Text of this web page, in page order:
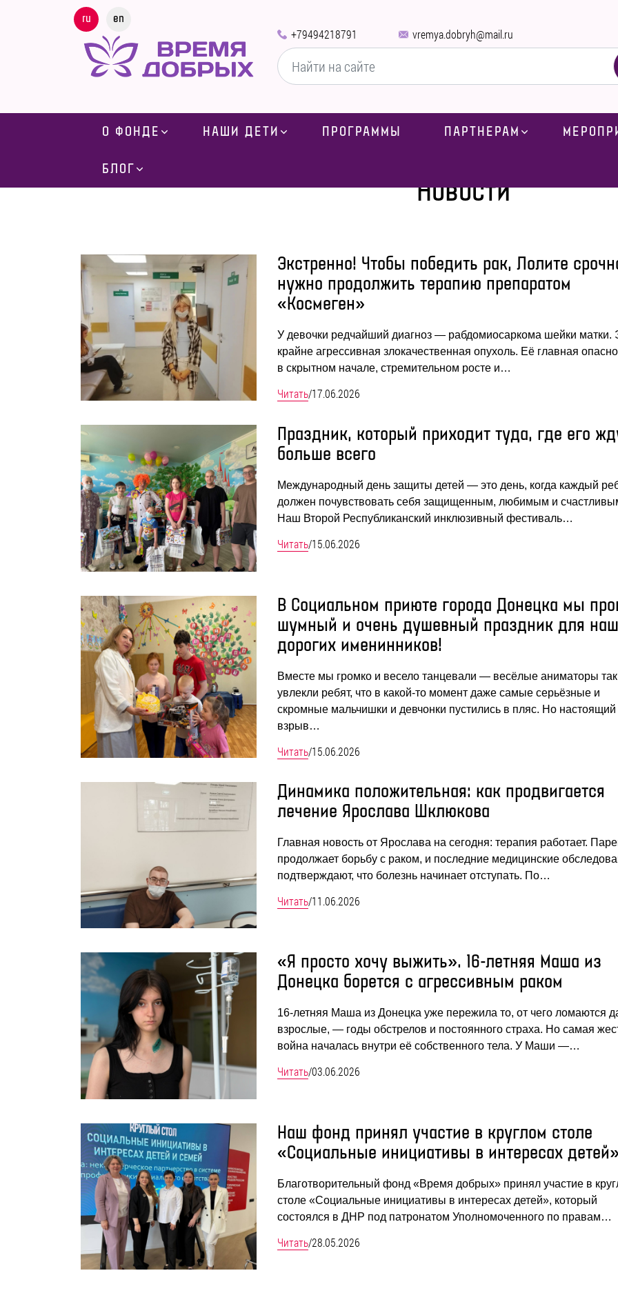
ru en
+79494218791 vremya.dobryh@mail.ru
О ФОНДЕ НАШИ ДЕТИ ПРОГРАММЫ ПАРТНЕРАМ
БЛОГ
Новости
Экстренно! Чтобы победить рак, Лолите
нужно продолжить терапию препаратом
«Космеген»
У девочки редчайший диагноз — рабдомиосаркома шейки матки.
крайне агрессивная злокачественная опухоль. Её главная
в скрытном начале, стремительном росте и…
Читать/17.06.2026
Праздник, который приходит туда, где его
больше всего
Международный день защиты детей — это день, когда каждый
должен почувствовать себя защищенным, любимым и
Наш Второй Республиканский инклюзивный фестиваль…
Читать/15.06.2026
В Социальном приюте города Донецка мы
шумный и очень душевный праздник для
дорогих именинников!
Вместе мы громко и весело танцевали — весёлые аниматоры так
увлекли ребят, что в какой-то момент даже самые серьёзные и
скромные мальчишки и девчонки пустились в пляс. Но настоящий
взрыв…
Читать/15.06.2026
Динамика положительная: как продвигается
лечение Ярослава Шклюкова
Главная новость от Ярослава на сегодня: терапия работает.
продолжает борьбу с раком, и последние медицинские
подтверждают, что болезнь начинает отступать. По…
Читать/11.06.2026
«Я просто хочу выжить». 16-летняя Маша из
Донецка борется с агрессивным раком
16-летняя Маша из Донецка уже пережила то, от чего ломаются
взрослые, — годы обстрелов и постоянного страха. Но самая
война началась внутри её собственного тела. У Маши —…
Читать/03.06.2026
Наш фонд принял участие в круглом столе
«Социальные инициативы в интересах детей»
Благотворительный фонд «Время добрых» принял участие в
столе «Социальные инициативы в интересах детей», который
состоялся в ДНР под патронатом Уполномоченного по правам…
Читать/28.05.2026